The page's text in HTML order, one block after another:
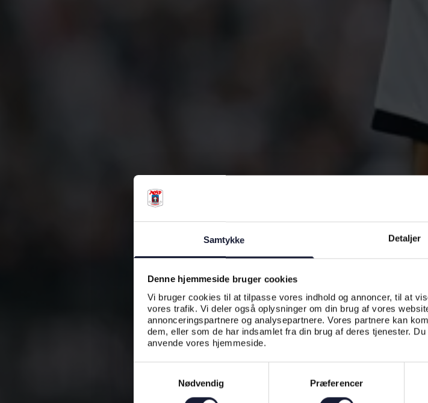
Samtykke Detaljer
Denne hjemmeside bruger cookies
Vi bruger cookies til at tilpasse vores indhold og annoncer, til at
vores trafik. Vi deler også oplysninger om din brug af vores
annonceringspartnere og analysepartnere. Vores partnere kan
dem, eller som de har indsamlet fra din brug af deres tjenester.
anvende vores hjemmeside.
Nødvendig
Præferencer